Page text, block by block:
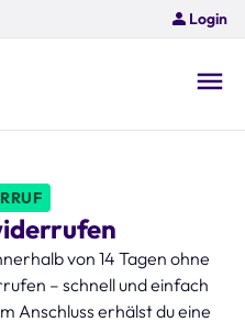
Login
von 14 Tagen ohne
– schnell und einfach
Anschluss erhälst du eine